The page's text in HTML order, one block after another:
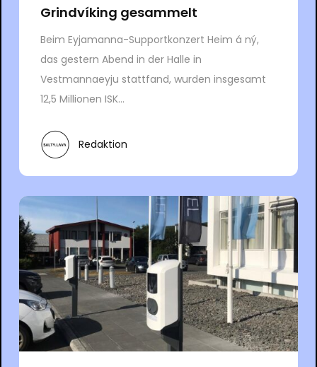
Grindvíking gesammelt
Beim Eyjamanna-Supportkonzert Heim á ný,
das gestern Abend in der Halle in
Vestmannaeyju stattfand, wurden insgesamt
12,5 Millionen ISK...
Redaktion